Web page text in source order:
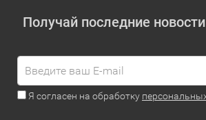
Получай последние
Я согласен на обработку